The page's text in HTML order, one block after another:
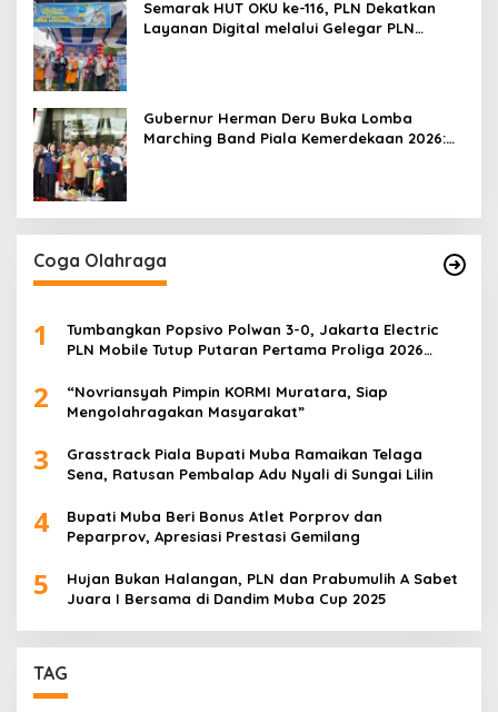
Semarak HUT OKU ke-116, PLN Dekatkan
Layanan Digital melalui Gelegar PLN
Gubernur Herman Deru Buka Lomba
Marching Band Piala Kemerdekaan 2026:
Coga Olahraga
1
Tumbangkan Popsivo Polwan 3-0, Jakarta Electric
PLN Mobile Tutup Putaran Pertama Proliga 2026
2
“Novriansyah Pimpin KORMI Muratara, Siap
Mengolahragakan Masyarakat”
3
Grasstrack Piala Bupati Muba Ramaikan Telaga
Sena, Ratusan Pembalap Adu Nyali di Sungai Lilin
4
Bupati Muba Beri Bonus Atlet Porprov dan
Peparprov, Apresiasi Prestasi Gemilang
5
Hujan Bukan Halangan, PLN dan Prabumulih A Sabet
Juara I Bersama di Dandim Muba Cup 2025
TAG